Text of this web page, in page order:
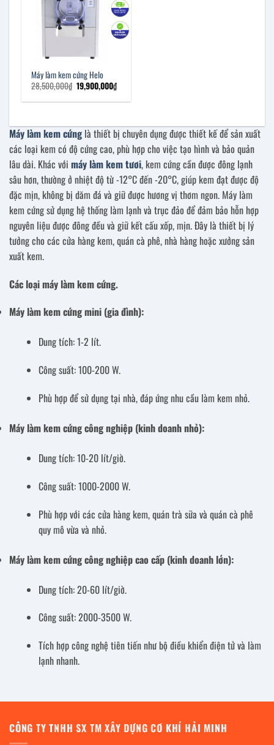
Máy làm kem cứng Helo
28,500,000₫ Giá
gốc
là:
19,900,000₫
tại
Máy làm kem cứng là thiết bị chuyên dụng được thiết kế để sản xuất
các loại kem có độ cứng cao, phù hợp cho việc tạo hình và bảo quản
lâu dài. Khác với máy làm kem tươi, kem cứng cần được đông lạnh
sâu hơn, thường ở nhiệt độ từ -12°C đến -20°C, giúp kem đạt được độ
đặc mịn, không bị dăm đá và giữ được hương vị thơm ngon. Máy làm
kem cứng sử dụng hệ thống làm lạnh và trục đảo để đảm bảo hỗn hợp
nguyên liệu được đông đều và giữ kết cấu xốp, mịn. Đây là thiết bị lý
tưởng cho các cửa hàng kem, quán cà phê, nhà hàng hoặc xưởng sản
xuất kem.
Các loại máy làm kem cứng.
Máy làm kem cứng mini (gia đình):
Dung tích: 1-2 lít.
Công suất: 100-200 W.
Phù hợp để sử dụng tại nhà, đáp ứng nhu cầu làm kem nhỏ.
Máy làm kem cứng công nghiệp (kinh doanh nhỏ):
Dung tích: 10-20 lít/giờ.
Công suất: 1000-2000 W.
Phù hợp với các cửa hàng kem, quán trà sữa và quán cà phê
quy mô vừa và nhỏ.
Máy làm kem cứng công nghiệp cao cấp (kinh doanh lớn):
Dung tích: 20-60 lít/giờ.
Công suất: 2000-3500 W.
Tích hợp công nghệ tiên tiến như bộ điều khiển điện tử và làm
lạnh nhanh.
CÔNG TY TNHH SX TM XÂY DỰNG CƠ KHÍ HẢI MINH